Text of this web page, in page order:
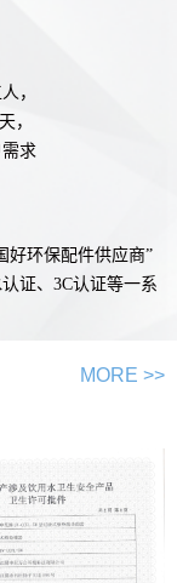
，
，
求
好环保配件供应商”
证、3C认证等一系
MORE >>